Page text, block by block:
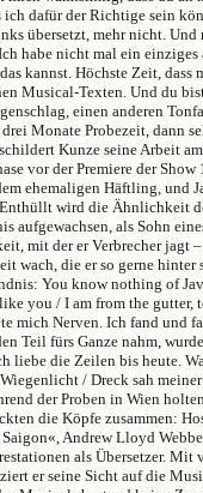
ich dafür der Richtige sein
übersetzt, mehr nicht.
habe nicht mal ein einziges
kannst. Höchste Zeit, dass
Musical-Texten. Und du
einen anderen
Monate Probezeit, dann
Kunze seine Arbeit
vor der Premiere der Show
ehemaligen Häftling, und
wird die Ähnlichkeit
aufgewachsen, als Sohn
mit der er Verbrecher jagt
wach, die er so gerne hinter
You know nothing of
you / I am from the gutter,
mich Nerven. Ich fand und
Teil fürs Ganze nahm,
liebe die Zeilen bis heute.
/ Dreck sah
der Proben in Wien
die Köpfe zusammen:
Andrew Lloyd
als Übersetzer. Mit
er seine Sicht auf die